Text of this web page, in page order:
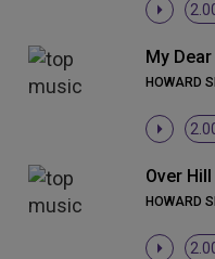
My
HOWARD
HOWARD